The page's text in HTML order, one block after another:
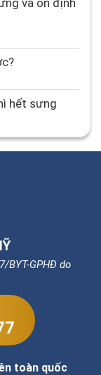
hết sưng
BYT-GPHĐ do
toàn quốc